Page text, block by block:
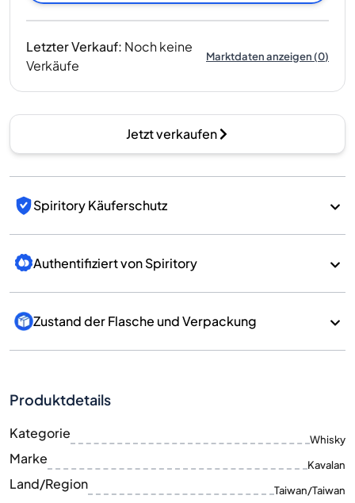
Letzter Verkauf: Noch keine
Verkäufe
Marktdaten anzeigen(0)
Jetzt verkaufen
Spiritory Käuferschutz
Authentifiziert von Spiritory
Zustand der Flasche und Verpackung
Produktdetails
Kategorie Whisky
Marke Kavalan
Land/Region Taiwan/Taiwan